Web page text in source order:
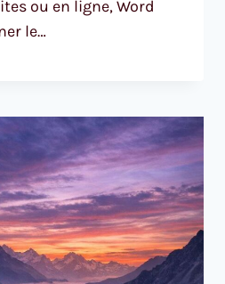
ou en ligne, Word
le…